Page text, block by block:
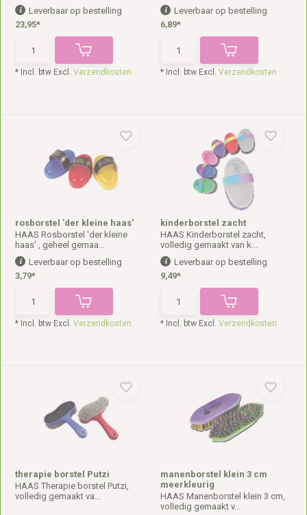
Leverbaar op bestelling
23,95*
* Incl. btw Excl.Verzendkosten
Leverbaar op bestelling
6,89*
* Incl. btw Excl. Verzendkosten
rosborstel 'der kleine haas'
HAAS Rosborstel 'der kleine
haas' , geheel gemaa...
Leverbaar op bestelling
3,79*
* Incl. btw Excl.Verzendkosten
kinderborstel zacht
HAAS Kinderborstel zacht,
volledig gemaakt van k...
Leverbaar op bestelling
9,49*
* Incl. btw Excl. Verzendkosten
therapie borstel Putzi
HAAS Therapie borstel Putzi,
volledig gemaakt va...
manenborstel klein 3 cm
meerkleurig
HAAS Manenborstel klein 3 cm,
volledig gemaakt v...